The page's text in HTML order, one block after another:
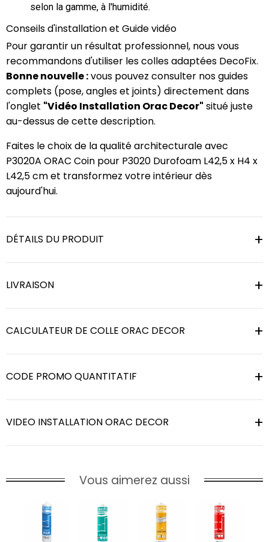
selon la gamme, à l'humidité.
Conseils d'installation et Guide vidéo
Pour garantir un résultat professionnel, nous vous
recommandons d'utiliser les colles adaptées DecoFix.
Bonne nouvelle :vous pouvez consulter nos guides
complets (pose, angles et joints) directement dans
l'onglet "Vidéo Installation Orac Decor" situé juste
au-dessus de cette description.
Faites le choix de la qualité architecturale avec
P3020A ORAC Coin pour P3020 Durofoam L42,5 x H4 x
L42,5 cm et transformez votre intérieur dès
aujourd'hui.
DÉTAILS DU PRODUIT
LIVRAISON
CALCULATEUR DE COLLE ORAC DECOR
CODE PROMO QUANTITATIF
VIDEO INSTALLATION ORAC DECOR
Vous aimerez aussi